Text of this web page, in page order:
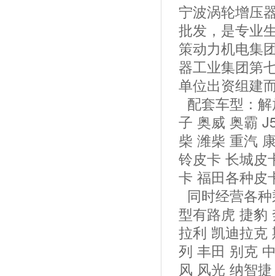
宁波涡轮增压
批发，是专业
策动力机电集
器工业集团第
单位出资组建
配套车型：
子 奥威 奥霸
柴 潍柴 重汽
铃皮卡 长城皮
卡 福田各种皮
同时经营各
型有路虎 捷豹
拉利 凯迪拉克
列 丰田 别克
风 风光 纳智